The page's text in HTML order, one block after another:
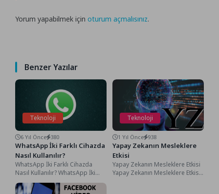
Yorum yapabilmek içinoturum açmalısınız.
Benzer Yazılar
Teknoloji
6 Yıl Önce 380
WhatsApp İki Farklı Cihazda
Nasıl Kullanılır?
WhatsApp İki Farklı Cihazda
Nasıl Kullanılır? WhatsApp İki
Farklı Cihazda Nasıl Kullanılır?
WhatsApp, dünyada anlık...
Teknoloji
1 Yıl Önce 938
Yapay Zekanın Mesleklere
Etkisi
Yapay Zekanın Mesleklere Etkisi
Yapay Zekanın Mesleklere Etkisi,